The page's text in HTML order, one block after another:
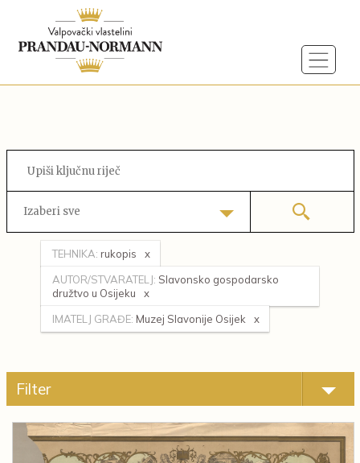
Izaberi sve
TEHNIKA: rukopis
AUTOR/STVARATELJ: Slavonsko gospodarsko
družtvo u Osijeku
IMATELJ GRAĐE: Muzej Slavonije Osijek
Filter